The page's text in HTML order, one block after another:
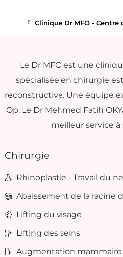
Clinique Dr MFO - Centre
Le Dr MFO est une
spécialisée en chirurgie
reconstructive. Une équipe
Op. Le Dr Mehmed Fatih
meilleur service à
Chirurgie
Rhinoplastie - Travail du
Abaissement de la racine
Lifting du visage
Lifting des seins
Augmentation mammaire